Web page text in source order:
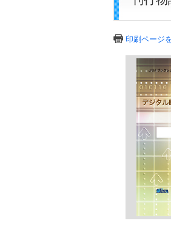
印刷ページ